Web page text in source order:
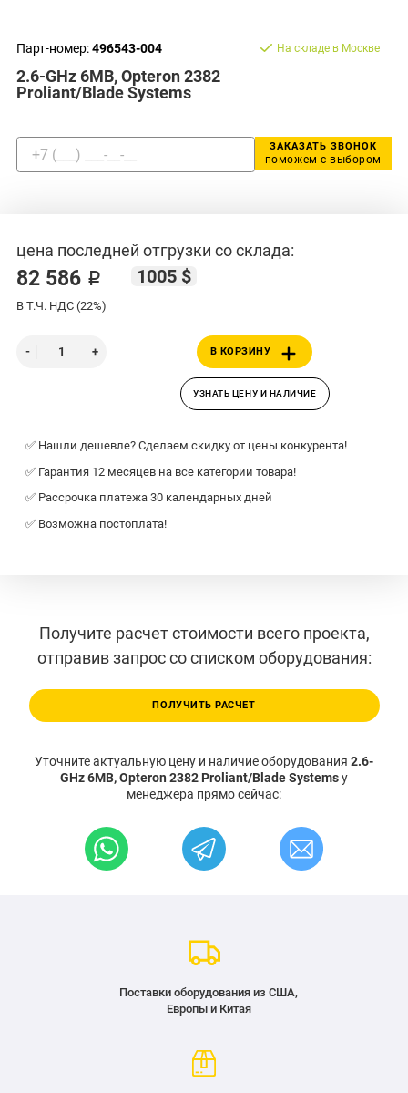
Парт-номер:496543-004
2.6-GHz 6MB, Opteron 2382
Proliant/Blade Systems
На складе в Москве
ЗАКАЗАТЬ ЗВОНОК
поможем с выбором
цена последней отгрузки со склада:
82 586 ₽ 1005 $
В Т.Ч. НДС (22%)
В КОРЗИНУ
УЗНАТЬ ЦЕНУ И НАЛИЧИЕ
✅ Нашли дешевле? Сделаем скидку от цены конкурента!
✅ Гарантия 12 месяцев на все категории товара!
✅ Рассрочка платежа 30 календарных дней
✅ Возможна постоплата!
Получите расчет стоимости всего проекта,
отправив запрос со списком оборудования:
ПОЛУЧИТЬ РАСЧЕТ
Уточните актуальную цену и наличие оборудования 2.6-
GHz 6MB, Opteron 2382 Proliant/Blade Systemsу
менеджера прямо сейчас:
Поставки оборудования из США,
Европы и Китая